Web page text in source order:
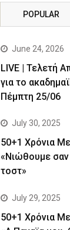
POPULAR
June 24, 2026
LIVE | Τελετή
για το
Πέμπτη 25/06
July 30, 2025
50+1 Χρόνια
«Νιώθουμε σαν
τοστ»
July 29, 2025
50+1 Χρόνια